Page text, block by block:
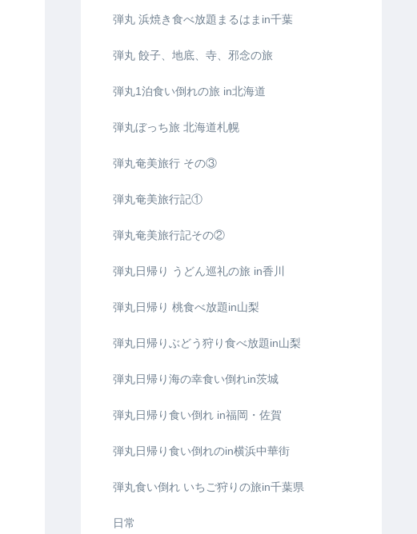
弾丸 浜焼き食べ放題まるはまin千葉
弾丸 餃子、地底、寺、邪念の旅
弾丸1泊食い倒れの旅 in北海道
弾丸ぼっち旅 北海道札幌
弾丸奄美旅行 その③
弾丸奄美旅行記①
弾丸奄美旅行記その②
弾丸日帰り うどん巡礼の旅 in香川
弾丸日帰り 桃食べ放題in山梨
弾丸日帰りぶどう狩り食べ放題in山梨
弾丸日帰り海の幸食い倒れin茨城
弾丸日帰り食い倒れ in福岡・佐賀
弾丸日帰り食い倒れのin横浜中華街
弾丸食い倒れ いちご狩りの旅in千葉県
日常